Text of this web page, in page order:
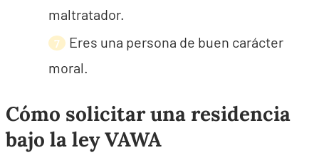
maltratador.
Eres una persona de buen carácter
moral.
Cómo solicitar una residencia
bajo la ley VAWA